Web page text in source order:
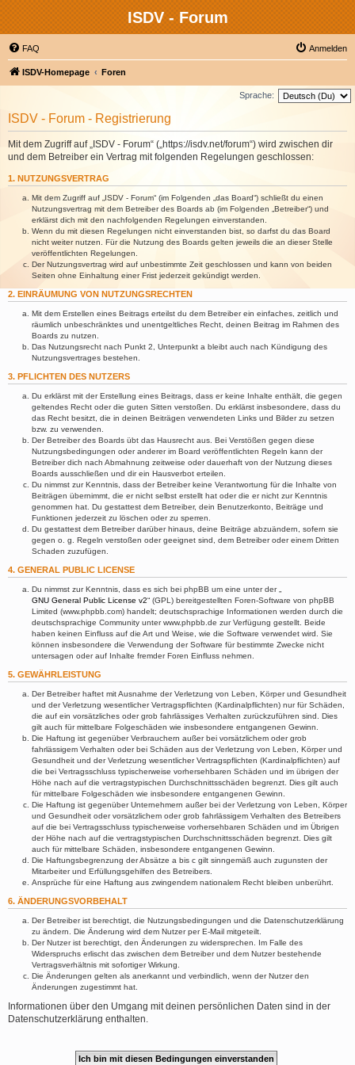
ISDV - Forum
FAQ Anmelden
ISDV-Homepage Foren
Sprache:
ISDV - Forum - Registrierung
Mit dem Zugriff auf „ISDV - Forum“ („https://isdv.net/forum“) wird zwischen dir
und dem Betreiber ein Vertrag mit folgenden Regelungen geschlossen:
1. NUTZUNGSVERTRAG
Mit dem Zugriff auf „ISDV - Forum“ (im Folgenden „das Board“) schließt du einen
Nutzungsvertrag mit dem Betreiber des Boards ab (im Folgenden „Betreiber“) und
erklärst dich mit den nachfolgenden Regelungen einverstanden.
Wenn du mit diesen Regelungen nicht einverstanden bist, so darfst du das Board
nicht weiter nutzen. Für die Nutzung des Boards gelten jeweils die an dieser Stelle
veröffentlichten Regelungen.
Der Nutzungsvertrag wird auf unbestimmte Zeit geschlossen und kann von beiden
Seiten ohne Einhaltung einer Frist jederzeit gekündigt werden.
2. EINRÄUMUNG VON NUTZUNGSRECHTEN
Mit dem Erstellen eines Beitrags erteilst du dem Betreiber ein einfaches, zeitlich und
räumlich unbeschränktes und unentgeltliches Recht, deinen Beitrag im Rahmen des
Boards zu nutzen.
Das Nutzungsrecht nach Punkt 2, Unterpunkt a bleibt auch nach Kündigung des
Nutzungsvertrages bestehen.
3. PFLICHTEN DES NUTZERS
Du erklärst mit der Erstellung eines Beitrags, dass er keine Inhalte enthält, die gegen
geltendes Recht oder die guten Sitten verstoßen. Du erklärst insbesondere, dass du
das Recht besitzt, die in deinen Beiträgen verwendeten Links und Bilder zu setzen
bzw. zu verwenden.
Der Betreiber des Boards übt das Hausrecht aus. Bei Verstößen gegen diese
Nutzungsbedingungen oder anderer im Board veröffentlichten Regeln kann der
Betreiber dich nach Abmahnung zeitweise oder dauerhaft von der Nutzung dieses
Boards ausschließen und dir ein Hausverbot erteilen.
Du nimmst zur Kenntnis, dass der Betreiber keine Verantwortung für die Inhalte von
Beiträgen übernimmt, die er nicht selbst erstellt hat oder die er nicht zur Kenntnis
genommen hat. Du gestattest dem Betreiber, dein Benutzerkonto, Beiträge und
Funktionen jederzeit zu löschen oder zu sperren.
Du gestattest dem Betreiber darüber hinaus, deine Beiträge abzuändern, sofern sie
gegen o. g. Regeln verstoßen oder geeignet sind, dem Betreiber oder einem Dritten
Schaden zuzufügen.
4. GENERAL PUBLIC LICENSE
Du nimmst zur Kenntnis, dass es sich bei phpBB um eine unter der „
GNU General Public License v2“ (GPL) bereitgestellten Foren-Software von phpBB
Limited (www.phpbb.com) handelt; deutschsprachige Informationen werden durch die
deutschsprachige Community unter www.phpbb.de zur Verfügung gestellt. Beide
haben keinen Einfluss auf die Art und Weise, wie die Software verwendet wird. Sie
können insbesondere die Verwendung der Software für bestimmte Zwecke nicht
untersagen oder auf Inhalte fremder Foren Einfluss nehmen.
5. GEWÄHRLEISTUNG
Der Betreiber haftet mit Ausnahme der Verletzung von Leben, Körper und Gesundheit
und der Verletzung wesentlicher Vertragspflichten (Kardinalpflichten) nur für Schäden,
die auf ein vorsätzliches oder grob fahrlässiges Verhalten zurückzuführen sind. Dies
gilt auch für mittelbare Folgeschäden wie insbesondere entgangenen Gewinn.
Die Haftung ist gegenüber Verbrauchern außer bei vorsätzlichem oder grob
fahrlässigem Verhalten oder bei Schäden aus der Verletzung von Leben, Körper und
Gesundheit und der Verletzung wesentlicher Vertragspflichten (Kardinalpflichten) auf
die bei Vertragsschluss typischerweise vorhersehbaren Schäden und im übrigen der
Höhe nach auf die vertragstypischen Durchschnittsschäden begrenzt. Dies gilt auch
für mittelbare Folgeschäden wie insbesondere entgangenen Gewinn.
Die Haftung ist gegenüber Unternehmern außer bei der Verletzung von Leben, Körper
und Gesundheit oder vorsätzlichem oder grob fahrlässigem Verhalten des Betreibers
auf die bei Vertragsschluss typischerweise vorhersehbaren Schäden und im Übrigen
der Höhe nach auf die vertragstypischen Durchschnittsschäden begrenzt. Dies gilt
auch für mittelbare Schäden, insbesondere entgangenen Gewinn.
Die Haftungsbegrenzung der Absätze a bis c gilt sinngemäß auch zugunsten der
Mitarbeiter und Erfüllungsgehilfen des Betreibers.
Ansprüche für eine Haftung aus zwingendem nationalem Recht bleiben unberührt.
6. ÄNDERUNGSVORBEHALT
Der Betreiber ist berechtigt, die Nutzungsbedingungen und die Datenschutzerklärung
zu ändern. Die Änderung wird dem Nutzer per E-Mail mitgeteilt.
Der Nutzer ist berechtigt, den Änderungen zu widersprechen. Im Falle des
Widerspruchs erlischt das zwischen dem Betreiber und dem Nutzer bestehende
Vertragsverhältnis mit sofortiger Wirkung.
Die Änderungen gelten als anerkannt und verbindlich, wenn der Nutzer den
Änderungen zugestimmt hat.
Informationen über den Umgang mit deinen persönlichen Daten sind in der
Datenschutzerklärung enthalten.